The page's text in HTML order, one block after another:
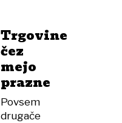
Trgovine
čez
mejo
prazne
Povsem
drugače